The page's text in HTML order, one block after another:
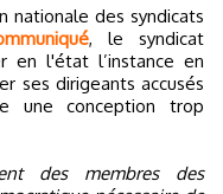
nationale des syndicats
, le syndicat
en l'état l’instance en
ses dirigeants accusés
une conception trop
des membres des